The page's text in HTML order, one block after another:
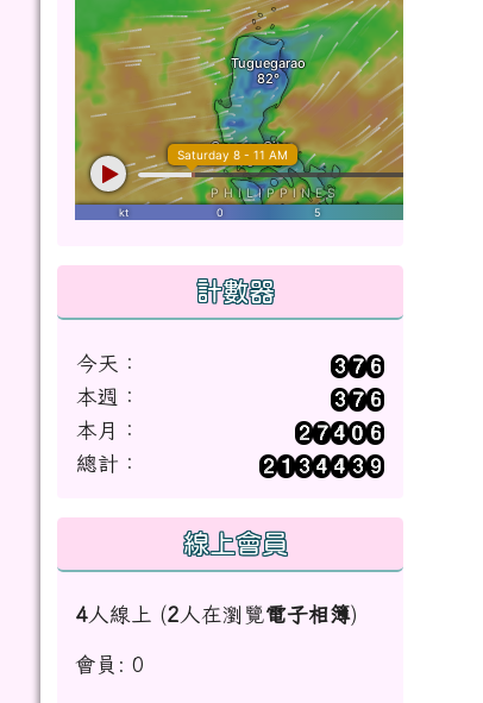
計數器
今天：
本週：
本月：
總計：
線上會員
4人線上 (2 人在瀏覽電子相簿)
會員: 0